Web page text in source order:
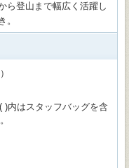
ら登山まで幅広く活躍し
。
)内はスタッフバッグを含